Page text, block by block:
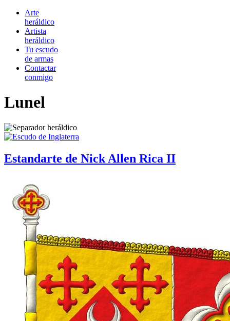
Arte
heráldico
Artista
heráldico
Tu escudo
de armas
Contactar
conmigo
Lunel
Estandarte de Nick Allen Rica II